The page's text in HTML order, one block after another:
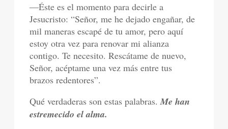
—Éste es el momento para decirle a
Jesucristo: “Señor, me he dejado engañar, de
mil maneras escapé de tu amor, pero aquí
estoy otra vez para renovar mi alianza
contigo. Te necesito. Rescátame de nuevo,
Señor, acéptame una vez más entre tus
brazos redentores”.
Qué verdaderas son estas palabras.Me han
estremecido el alma.